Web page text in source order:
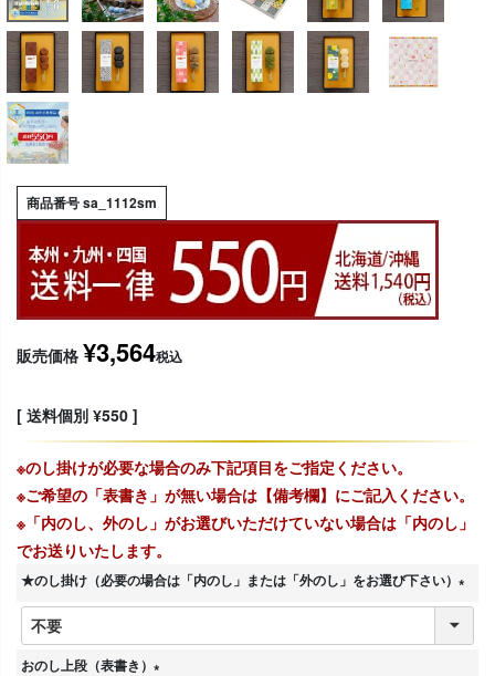
商品番号sa_1112sm
販売価格 ¥3,564税込
送料個別 ¥550
※のし掛けが必要な場合のみ下記項目をご指定ください。
※ご希望の「表書き」が無い場合は【備考欄】にご記入ください。
※「内のし、外のし」がお選びいただけていない場合は「内のし」
でお送りいたします。
★のし掛け（必要の場合は「内のし」または「外のし」をお選び下さい）
(
おのし上段（表書き）